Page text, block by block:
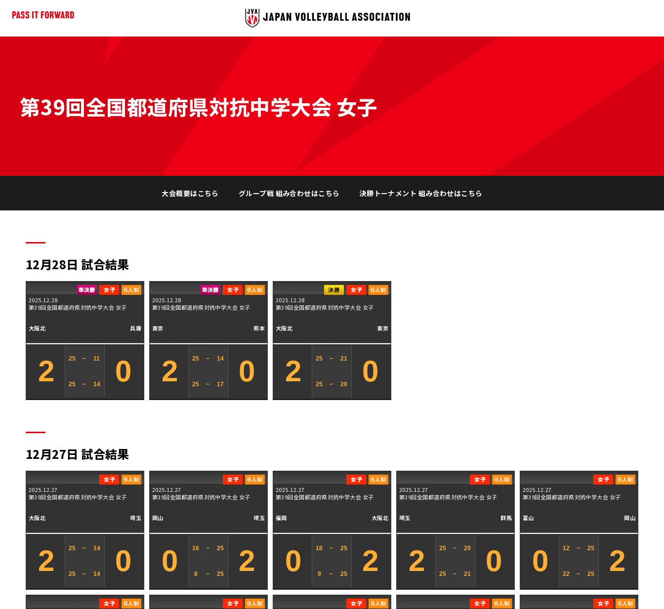
第39回全国都道府県対抗中学大会 女子
大会概要はこちら グループ戦 組み合わせはこちら 決勝トーナメント 組み合わせはこちら
12月28日 試合結果
2025.12.28
第39回全国都道府県対抗中学大会 女子
大阪北 兵庫
2 25 − 11
25 − 14 0
2025.12.28
第39回全国都道府県対抗中学大会 女子
東京 熊本
2 25 − 14
25 − 17 0
2025.12.28
第39回全国都道府県対抗中学大会 女子
大阪北 東京
2 25 − 21
25 − 20 0
12月27日 試合結果
2025.12.27
第39回全国都道府県対抗中学大会 女子
大阪北 埼玉
2 25 − 14
25 − 14 0
2025.12.27
第39回全国都道府県対抗中学大会 女子
岡山 埼玉
0 16 − 25
8 − 25 2
2025.12.27
第39回全国都道府県対抗中学大会 女子
福岡 大阪北
0 18 − 25
9 − 25 2
2025.12.27
第39回全国都道府県対抗中学大会 女子
埼玉 群馬
2 25 − 20
25 − 21 0
2025.12.27
第39回全国都道府県対抗中学大会 女子
富山 岡山
0 12 − 25
22 − 25 2